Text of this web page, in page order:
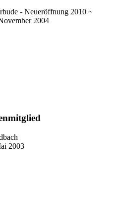
- Neueröffnung 2010 ~
2004
2003